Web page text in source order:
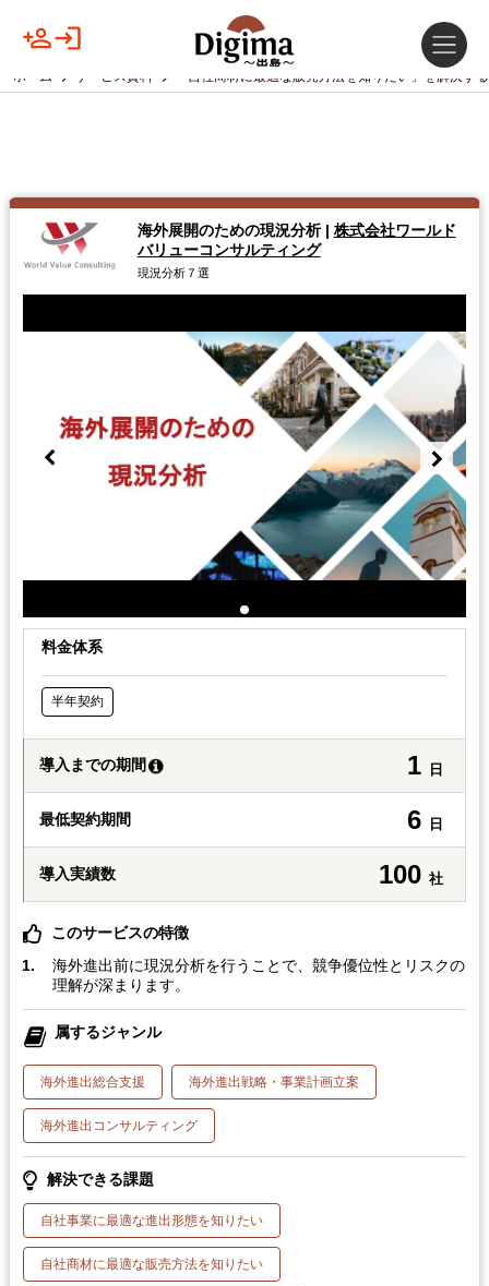
ホーム サービス資料 「自社商材に最適な販売方法を知りたい」を解決す
海外展開のための現況分析 | 株式会社ワールド
バリューコンサルティング
現況分析７選
料金体系
半年契約
導入までの期間 1 日
最低契約期間 6 日
導入実績数 100 社
このサービスの特徴
海外進出前に現況分析を行うことで、競争優位性とリスクの
理解が深まります。
属するジャンル
海外進出総合支援 海外進出戦略・事業計画立案
海外進出コンサルティング
解決できる課題
自社事業に最適な進出形態を知りたい
自社商材に最適な販売方法を知りたい